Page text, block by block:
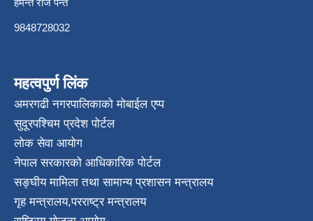
हेमन्त राज पन्त
9848728032
महत्वपुर्ण लिंक
अमरगढी नगरपालिकाको मोबाईल एप्प
सुदूरपश्चिम प्रदेश पोर्टल
लोक सेवा आयोग
नेपाल सरकारको आधिकारिक पोर्टल
सङ्घीय मामिला तथा सामान्य प्रशासन मन्त्रालय
गृह मन्त्रालय,परराष्ट्र मन्त्रालय